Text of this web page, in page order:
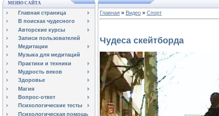
МЕНЮ САЙТА
Главная страница
В поисках чудесного
Авторские курсы
Записи пользователей
Медитации
Музыка для медитаций
Практики и техники
Мудрость веков
Здоровье
Магия
Вопрос-ответ
Психологические тесты
Психологическая помощь
Главная » Видео » Спорт
Чудеса скейтборда